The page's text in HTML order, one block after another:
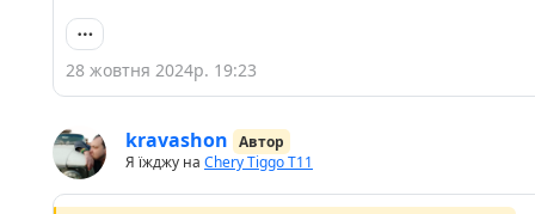
28 жовтня 2024р. 19:23
kravashon Автор
Я їжджу на Chery Tiggo Т11